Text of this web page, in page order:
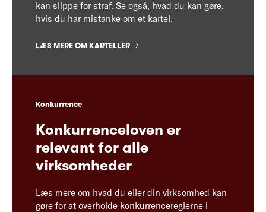
kan slippe for straf. Se også, hvad du kan gøre,
hvis du har mistanke om et kartel.
LÆS MERE OM KARTELLER
Konkurrence
Konkurrenceloven er
relevant for alle
virksomheder
Læs mere om hvad du eller din virksomhed kan
gøre for at overholde konkurrencereglerne i